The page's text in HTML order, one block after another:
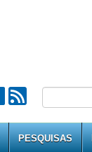
PESQUISAS